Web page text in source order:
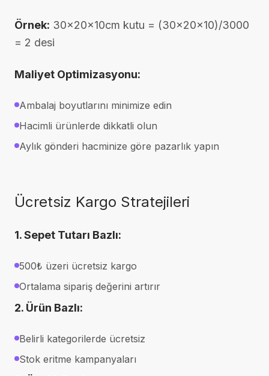
Örnek: 30x20x10cm kutu = (30x20x10)/3000
= 2 desi
Maliyet Optimizasyonu:
Ambalaj boyutlarını minimize edin
Hacimli ürünlerde dikkatli olun
Aylık gönderi hacminize göre pazarlık yapın
Ücretsiz Kargo Stratejileri
1. Sepet Tutarı Bazlı:
500₺ üzeri ücretsiz kargo
Ortalama sipariş değerini artırır
2. Ürün Bazlı:
Belirli kategorilerde ücretsiz
Stok eritme kampanyaları